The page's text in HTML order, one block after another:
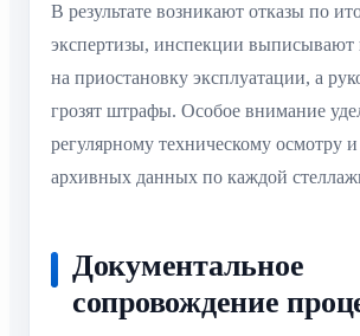
В результате возникают отказы по
экспертизы, инспекции выписывают
на приостановку эксплуатации, а
грозят штрафы. Особое внимание
регулярному техническому осмотру
архивных данных по каждой
Документальное
сопровождение